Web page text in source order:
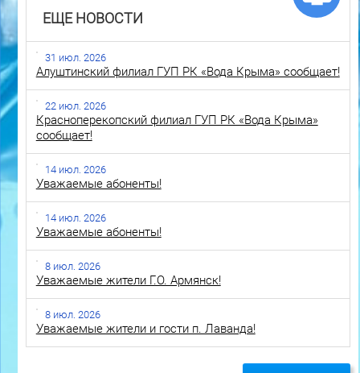
ЕЩЕ НОВОСТИ
31 июл. 2026
Алуштинский филиал ГУП РК «Вода Крыма» сообщает!
22 июл. 2026
Красноперекопский филиал ГУП РК «Вода Крыма»
сообщает!
14 июл. 2026
Уважаемые абоненты!
14 июл. 2026
Уважаемые абоненты!
8 июл. 2026
Уважаемые жители Г.О. Армянск!
8 июл. 2026
Уважаемые жители и гости п. Лаванда!